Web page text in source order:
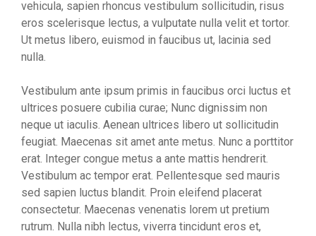
vehicula, sapien rhoncus vestibulum sollicitudin, risus
eros scelerisque lectus, a vulputate nulla velit et tortor.
Ut metus libero, euismod in faucibus ut, lacinia sed
nulla.
Vestibulum ante ipsum primis in faucibus orci luctus et
ultrices posuere cubilia curae; Nunc dignissim non
neque ut iaculis. Aenean ultrices libero ut sollicitudin
feugiat. Maecenas sit amet ante metus. Nunc a porttitor
erat. Integer congue metus a ante mattis hendrerit.
Vestibulum ac tempor erat. Pellentesque sed mauris
sed sapien luctus blandit. Proin eleifend placerat
consectetur. Maecenas venenatis lorem ut pretium
rutrum. Nulla nibh lectus, viverra tincidunt eros et,